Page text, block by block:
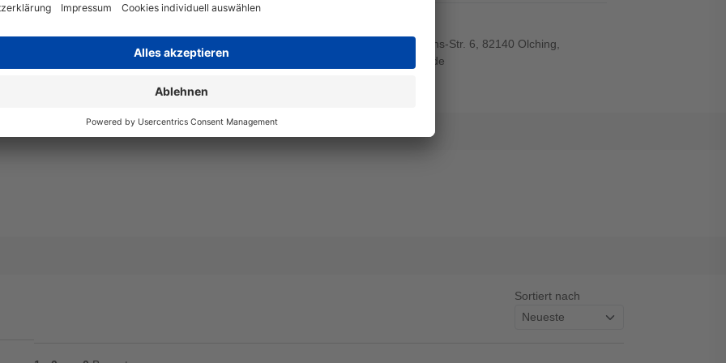
Wiegand & Partner GmbH, Werner-von-Siemens-Str. 6, 82140 Olching,
Deutschland, E-Mail: service@wiegand-gmbh.de
Sortiert nach